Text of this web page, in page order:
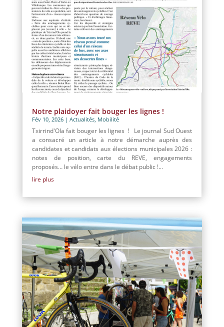
Notre plaidoyer fait bouger les lignes !
Fév 10, 2026| Actualités, Mobilité
Txirrind'Ola fait bouger les lignes ! Le journal Sud Ouest
a consacré un article à notre démarche auprès des
candidates et candidats aux élections municipales 2026 :
notes de position, carte du REVE, engagements
proposés… le vélo entre dans le débat public !...
lire plus